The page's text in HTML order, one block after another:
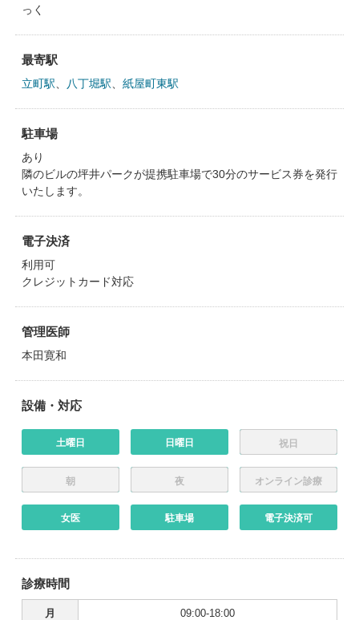
っく
最寄駅
立町駅 八丁堀駅 紙屋町東駅
駐車場
あり
隣のビルの坪井パークが提携駐車場で30分のサービス券を発行
いたします。
電子決済
利用可
クレジットカード対応
管理医師
本田寛和
設備・対応
土曜日 日曜日 祝日
朝 夜 オンライン診療
女医 駐車場 電子決済可
診療時間
月 09:00-18:00